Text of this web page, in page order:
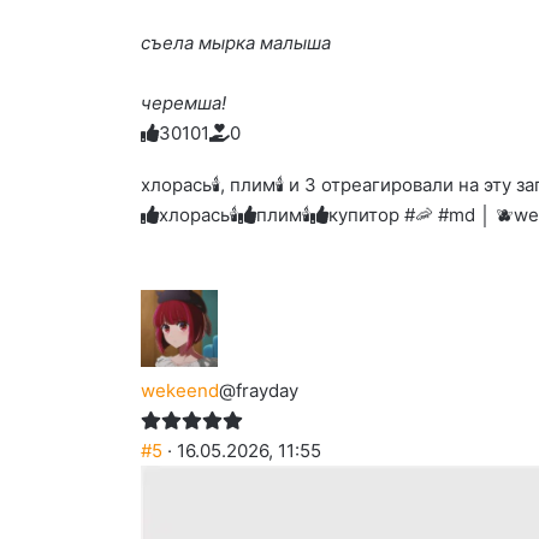
съела мырка малыша
черемша!
Голосуйте
вверх.
3
Нажмите
реакцию:
улыбаюсь
0
Нажмите
реакцию:
смеюсь
до
1
Нажмите
реакцию:
печаль
0
Нажмите
реакцию:
плачу
1
Нажмите
благодарю
0
хлорась🕯, плим🕯️ и 3 отреагировали на эту
хлорась🕯
плим🕯️ купитор #🦐 #md │ 🫐
wekeend@frayday
#5 · 16.05.2026, 11:55